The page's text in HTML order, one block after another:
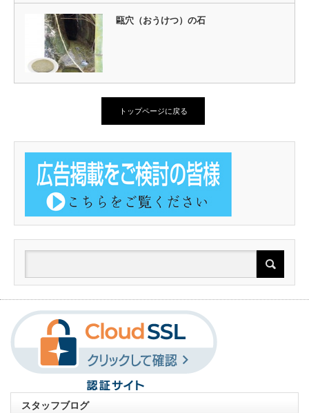
甌穴（おうけつ）の石
トップページに戻る
スタッフブログ